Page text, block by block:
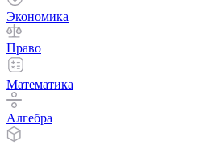
Экономика
Право
Математика
Алгебра